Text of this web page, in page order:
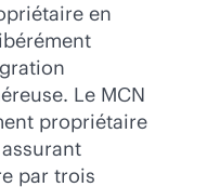
en
Le MCN
propriétaire
par trois